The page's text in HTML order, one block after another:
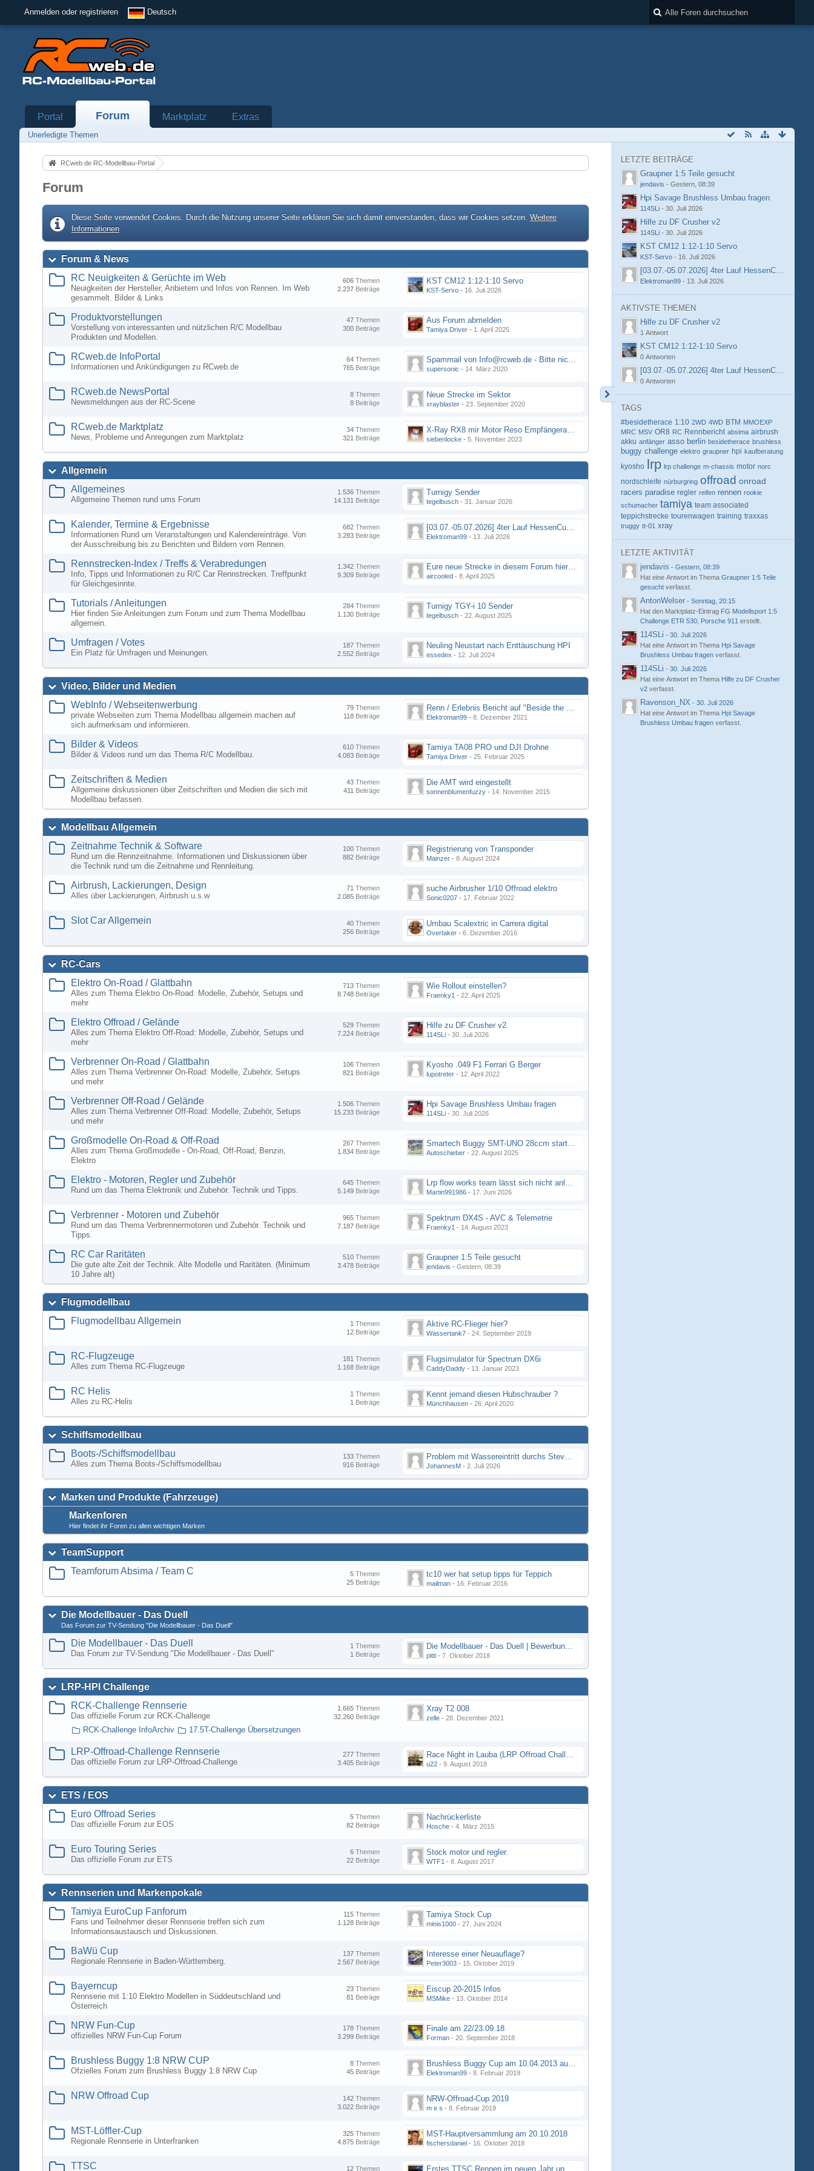
Anmelden oder registrieren Deutsch
Portal Forum Marktplatz Extras
Unerledigte Themen
RCweb.de RC-Modellbau-Portal
Forum
Diese Seite verwendet Cookies. Durch die Nutzung unserer Seite erklären Sie sich damit einverstanden, dass wir Cookies setzen. Weitere
Informationen
Forum & News
RC Neuigkeiten & Gerüchte im Web
Neuigkeiten der Hersteller, Anbietern und Infos von Rennen. Im Web
gesammelt. Bilder & Links
Themen
606
Beiträge
2.237
KST CM12 1:12-1:10 Servo
KST-Servo - 16. Juli 2026
Produktvorstellungen
Vorstellung von interessanten und nützlichen R/C Modellbau
Produkten und Modellen.
Themen
47
Beiträge
300
Aus Forum abmelden
Tamiya Driver - 1. April 2025
RCweb.de InfoPortal
Informationen und Ankündigungen zu RCweb.de
Themen
64
Beiträge
765
Spammail von Info@rcweb.de - Bitte nicht auf den Link klicken
supersonic - 14. März 2020
RCweb.de NewsPortal
Newsmeldungen aus der RC-Scene
Themen
8
Beiträge
8
Neue Strecke im Sektor
xrayblaster - 23. September 2020
RCweb.de Marktplatz
News, Probleme und Anregungen zum Marktplatz
Themen
34
Beiträge
321
X-Ray RX8 mir Motor Reso Empfängerakku
siebenlocke - 5. November 2023
Allgemein
Allgemeines
Allgemeine Themen rund ums Forum
Themen
1.536
Beiträge
14.131
Turnigy Sender
tegelbusch - 31. Januar 2026
Kalender, Termine & Ergebnisse
Informationen Rund um Veranstaltungen und Kalendereinträge. Von
der Ausschreibung bis zu Berichten und Bildern vom Rennen.
Themen
682
Beiträge
3.283
[03.07.-05.07.2026] 4ter Lauf HessenCup OR8 / OR8E 2026 beim MSV Linsengericht e.V.
Elektroman99 - 13. Juli 2026
Rennstrecken-Index / Treffs & Verabredungen
Info, Tipps und Informationen zu R/C Car Rennstrecken. Treffpunkt
für Gleichgesinnte.
Themen
1.342
Beiträge
9.309
Eure neue Strecke in diesem Forum hier posten
aircooled - 8. April 2025
Tutorials / Anleitungen
Hier finden Sie Anleitungen zum Forum und zum Thema Modellbau
allgemein.
Themen
284
Beiträge
1.130
Turnigy TGY-i 10 Sender
tegelbusch - 22. August 2025
Umfragen / Votes
Ein Platz für Umfragen und Meinungen.
Themen
187
Beiträge
2.552
Neuling Neustart nach Enttäuschung HPI
essedex - 12. Juli 2024
Video, Bilder und Medien
WebInfo / Webseitenwerbung
private Webseiten zum Thema Modellbau allgemein machen auf
sich aufmerksam und informieren.
Themen
79
Beiträge
118
Renn / Erlebnis Bericht auf "Beside the Race"
Elektroman99 - 8. Dezember 2021
Bilder & Videos
Bilder & Videos rund um das Thema R/C Modellbau.
Themen
610
Beiträge
4.083
Tamiya TA08 PRO und DJI Drohne
Tamiya Driver - 25. Februar 2025
Zeitschriften & Medien
Allgemeine diskussionen über Zeitschriften und Medien die sich mit
Modellbau befassen.
Themen
43
Beiträge
411
Die AMT wird eingestellt
sonnenblumenfuzzy - 14. November 2015
Modellbau Allgemein
Zeitnahme Technik & Software
Rund um die Rennzeitnahme. Informationen und Diskussionen über
die Technik rund um die Zeitnahme und Rennleitung.
Themen
100
Beiträge
882
Registrierung von Transponder
Mainzer - 8. August 2024
Airbrush, Lackierungen, Design
Alles über Lackierungen, Airbrush u.s.w
Themen
71
Beiträge
2.085
suche Airbrusher 1/10 Offroad elektro
Sonic0207 - 17. Februar 2022
Slot Car Allgemein Themen
40
Beiträge
256
Umbau Scalextric in Carrera digital
Overtaker - 6. Dezember 2016
RC-Cars
Elektro On-Road / Glattbahn
Alles zum Thema Elektro On-Road: Modelle, Zubehör, Setups und
mehr
Themen
713
Beiträge
8.748
Wie Rollout einstellen?
Fraenky1 - 22. April 2025
Elektro Offroad / Gelände
Alles zum Thema Elektro Off-Road: Modelle, Zubehör, Setups und
mehr
Themen
529
Beiträge
7.224
Hilfe zu DF Crusher v2
114SLi - 30. Juli 2026
Verbrenner On-Road / Glattbahn
Alles zum Thema Verbrenner On-Road: Modelle, Zubehör, Setups
und mehr
Themen
106
Beiträge
821
Kyosho .049 F1 Ferrari G Berger
lupotreter - 12. April 2022
Verbrenner Off-Road / Gelände
Alles zum Thema Verbrenner Off-Road: Modelle, Zubehör, Setups
und mehr
Themen
1.506
Beiträge
15.233
Hpi Savage Brushless Umbau fragen
114SLi - 30. Juli 2026
Großmodelle On-Road & Off-Road
Alles zum Thema Großmodelle - On-Road, Off-Road, Benzin,
Elektro
Themen
267
Beiträge
1.834
Smartech Buggy SMT-UNO 28ccm startet nicht
Autoschieber - 22. August 2025
Elektro - Motoren, Regler und Zubehör
Rund um das Thema Elektronik und Zubehör. Technik und Tipps.
Themen
645
Beiträge
5.149
Lrp flow works team lässt sich nicht anlernen
Martin991986 - 17. Juni 2026
Verbrenner - Motoren und Zubehör
Rund um das Thema Verbrennermotoren und Zubehör. Technik und
Tipps.
Themen
965
Beiträge
7.187
Spektrum DX4S - AVC & Telemetrie
Fraenky1 - 14. August 2023
RC Car Raritäten
Die gute alte Zeit der Technik. Alte Modelle und Raritäten. (Minimum
10 Jahre alt)
Themen
510
Beiträge
3.478
Graupner 1:5 Teile gesucht
jendavis - Gestern, 08:39
Flugmodellbau
Flugmodellbau Allgemein
Themen
1
Beiträge
12
Aktive RC-Flieger hier?
Wassertank7 - 24. September 2019
RC-Flugzeuge
Alles zum Thema RC-Flugzeuge
Themen
181
Beiträge
1.168
Flugsimulator für Spectrum DX6i
CaddyDaddy - 13. Januar 2023
RC Helis
Alles zu RC-Helis
Themen
1
Beiträge
1
Kennt jemand diesen Hubschrauber ?
Münchhausen - 26. April 2020
Schiffsmodellbau
Boots-/Schiffsmodellbau
Alles zum Thema Boots-/Schiffsmodellbau
Themen
133
Beiträge
916
Problem mit Wassereintritt durchs Stevenrohr beim Rennboot
JohannesM - 2. Juli 2026
Marken und Produkte (Fahrzeuge)
Markenforen
Hier findet ihr Foren zu allen wichtigen Marken
TeamSupport
Teamforum Absima / Team C
Themen
5
Beiträge
25
tc10 wer hat setup tipps für Teppich
mailman - 16. Februar 2016
Die Modellbauer - Das Duell
Das Forum zur TV-Sendung "Die Modellbauer - Das Duell"
Die Modellbauer - Das Duell
Das Forum zur TV-Sendung "Die Modellbauer - Das Duell"
Themen
1
Beiträge
1
Die Modellbauer - Das Duell | Bewerbung für neue Staffel bei DMAX *Werbung*
pitti - 7. Oktober 2018
LRP-HPI Challenge
RCK-Challenge Rennserie
Das offizielle Forum zur RCK-Challenge
Themen
1.665
Beiträge
32.260
Xray T2 008
zelle - 28. Dezember 2021
RCK-Challenge InfoArchiv 17.5T-Challenge Übersetzungen
LRP-Offroad-Challenge Rennserie
Das offizielle Forum zur LRP-Offroad-Challenge
Themen
277
Beiträge
3.405
Race Night in Lauba (LRP Offroad Challenge und freie Klassen) 25/26.08
u22 - 9. August 2018
ETS / EOS
Euro Offroad Series
Das offizielle Forum zur EOS
Themen
5
Beiträge
82
Nachrückerliste
Hosche - 4. März 2015
Euro Touring Series
Das offizielle Forum zur ETS
Themen
6
Beiträge
22
Stock motor und regler.
WTF1 - 8. August 2017
Rennserien und Markenpokale
Tamiya EuroCup Fanforum
Fans und Teilnehmer dieser Rennserie treffen sich zum
Informationsaustausch und Diskussionen.
Themen
115
Beiträge
1.128
Tamiya Stock Cup
minis1000 - 27. Juni 2024
BaWü Cup
Regionale Rennserie in Baden-Württemberg.
Themen
137
Beiträge
2.567
Interesse einer Neuauflage?
Peter3003 - 15. Oktober 2019
Bayerncup
Rennserie mit 1:10 Elektro Modellen in Süddeutschland und
Österreich
Themen
23
Beiträge
81
Eiscup 20-2015 Infos
MSMike - 13. Oktober 2014
NRW Fun-Cup
offizielles NRW Fun-Cup Forum
Themen
178
Beiträge
3.299
Finale am 22/23.09.18
Forman - 20. September 2018
Brushless Buggy 1:8 NRW CUP
Ofzielles Forum zum Brushless Buggy 1:8 NRW Cup
Themen
8
Beiträge
45
Brushless Buggy Cup am 10.04.2013 auf der Intermodellbau in Dortmund
Elektroman99 - 8. Februar 2019
NRW Offroad Cup Themen
142
Beiträge
3.022
NRW-Offroad-Cup 2019
m e s - 8. Februar 2019
MST-Löffler-Cup
Regionale Rennserie in Unterfranken
Themen
325
Beiträge
4.875
MST-Hauptversammlung am 20.10.2018
fischersdaniel - 16. Oktober 2018
TTSC Themen
12
LETZTE BEITRÄGE
Graupner 1:5 Teile gesucht
jendavis - Gestern, 08:39
Hpi Savage Brushless Umbau fragen
114SLi - 30. Juli 2026
Hilfe zu DF Crusher v2
114SLi - 30. Juli 2026
KST CM12 1:12-1:10 Servo
KST-Servo - 16. Juli 2026
[03.07.-05.07.2026] 4ter Lauf HessenCup OR8 /
Elektroman99 - 13. Juli 2026
AKTIVSTE THEMEN
Hilfe zu DF Crusher v2
1 Antwort
KST CM12 1:12-1:10 Servo
0 Antworten
[03.07.-05.07.2026] 4ter Lauf HessenCup OR8 /
0 Antworten
TAGS
#besidetherace 1:10 2WD 4WD BTM MMOEXP
MRC MSV OR8 RC Rennbericht absima airbrush
akku anfänger asso berlin besidetherace brushless
buggy challenge elektro graupner hpi kaufberatung
kyosho lrp lrp challenge m-chassis motor norc
nordschleife nürburgring offroad onroad
racers paradise regler reifen rennen rookie
schumacher tamiya team associated
teppichstrecke tourenwagen training traxxas
truggy tt-01 xray
LETZTE AKTIVITÄT
jendavis - Gestern, 08:39
Hat eine Antwort im Thema Graupner 1:5 Teile
gesucht verfasst.
AntonWelser - Sonntag, 20:15
Hat den Marktplatz-Eintrag FG Modellsport 1:5
Challenge ETR 530, Porsche 911 erstellt.
114SLi - 30. Juli 2026
Hat eine Antwort im Thema Hpi Savage
Brushless Umbau fragen verfasst.
114SLi - 30. Juli 2026
Hat eine Antwort im Thema Hilfe zu DF Crusher
v2 verfasst.
Ravenson_NX - 30. Juli 2026
Hat eine Antwort im Thema Hpi Savage
Brushless Umbau fragen verfasst.